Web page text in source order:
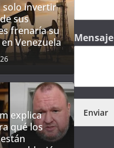
solo invertir
sus
frenaría su
Venezuela
explica
qué los
Mensaje
Enviar